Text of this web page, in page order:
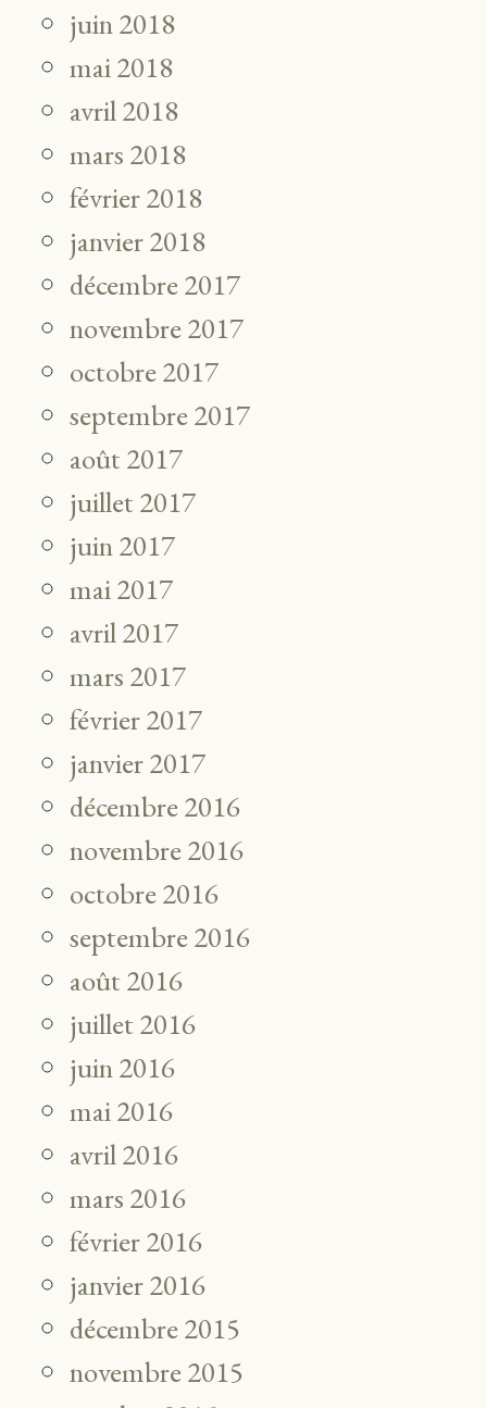
juin 2018
mai 2018
avril 2018
mars 2018
février 2018
janvier 2018
décembre 2017
novembre 2017
octobre 2017
septembre 2017
août 2017
juillet 2017
juin 2017
mai 2017
avril 2017
mars 2017
février 2017
janvier 2017
décembre 2016
novembre 2016
octobre 2016
septembre 2016
août 2016
juillet 2016
juin 2016
mai 2016
avril 2016
mars 2016
février 2016
janvier 2016
décembre 2015
novembre 2015